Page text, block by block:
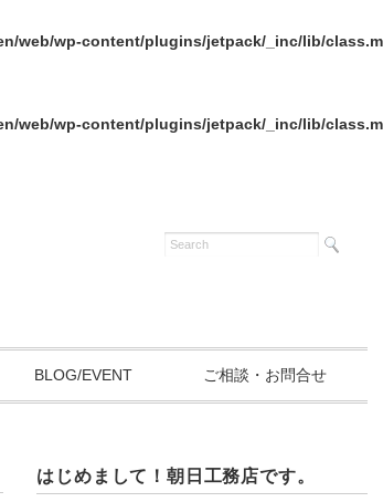
web/wp-content/plugins/jetpack/_inc/lib/
web/wp-content/plugins/jetpack/_inc/lib/
BLOG/EVENT ご相談・お問合せ
はじめまして！朝日工務店です。